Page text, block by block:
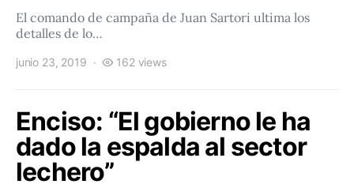
El comando de campaña de Juan Sartori ultima los
detalles de lo…
junio 23, 2019 162 views
Enciso: “El gobierno le ha
dado la espalda al sector
lechero”